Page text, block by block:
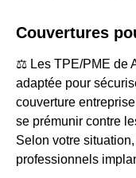
Couvertures
⚖️ Les TPE/PME de
adaptée pour
couverture
se prémunir contre
Selon votre
professionnels